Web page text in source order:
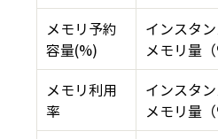
メモリ予約
容量(%)
インスタ
メモリ量
メモリ利用
率
インスタ
メモリ量